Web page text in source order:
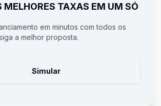
MELHORES TAXAS EM UM SÓ
em minutos com todos os
a melhor proposta.
Simular